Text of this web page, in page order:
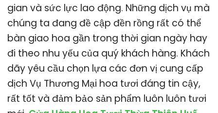
gian và sức lực lao động. Những dịch vụ mà
chúng ta đang đề cập đền rồng rất có thể
bàn giao hoa gần trong thời gian ngày hay
đi theo nhu yếu của quý khách hàng. Khách
dãy yêu cầu chọn lựa các đơn vị cung cấp
dịch Vụ Thương Mại hoa tươi đáng tin cậy,
rất tốt và đảm bảo sản phẩm luôn luôn tươi